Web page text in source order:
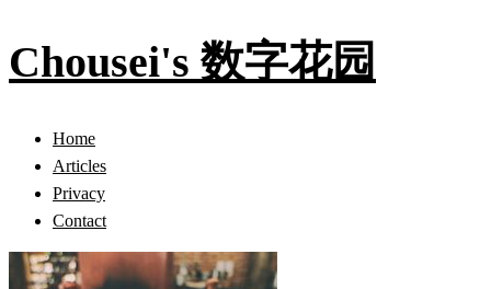
Chousei's 数字花园
Home
Articles
Privacy
Contact